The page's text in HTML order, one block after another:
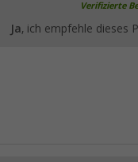
Verifizierte
Ja, ich empfehle dieses